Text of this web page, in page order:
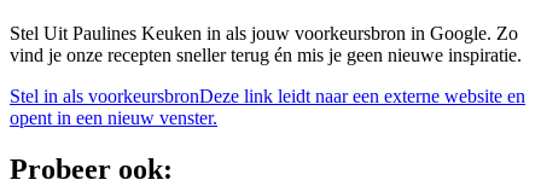
Stel Uit Paulines Keuken in als jouw voorkeursbron in Google. Zo
vind je onze recepten sneller terug én mis je geen nieuwe inspiratie.
Stel in als voorkeursbronDeze link leidt naar een externe website en
opent in een nieuw venster.
Probeer ook: